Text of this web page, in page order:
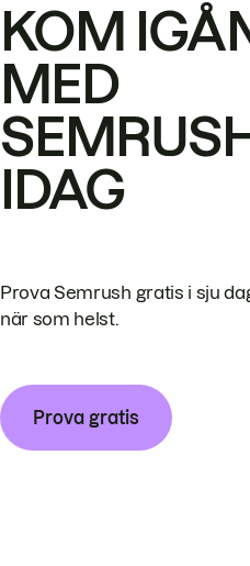
KOM
MED
IDAG
Prova Semrush gratis i sju
när som helst.
Prova gratis